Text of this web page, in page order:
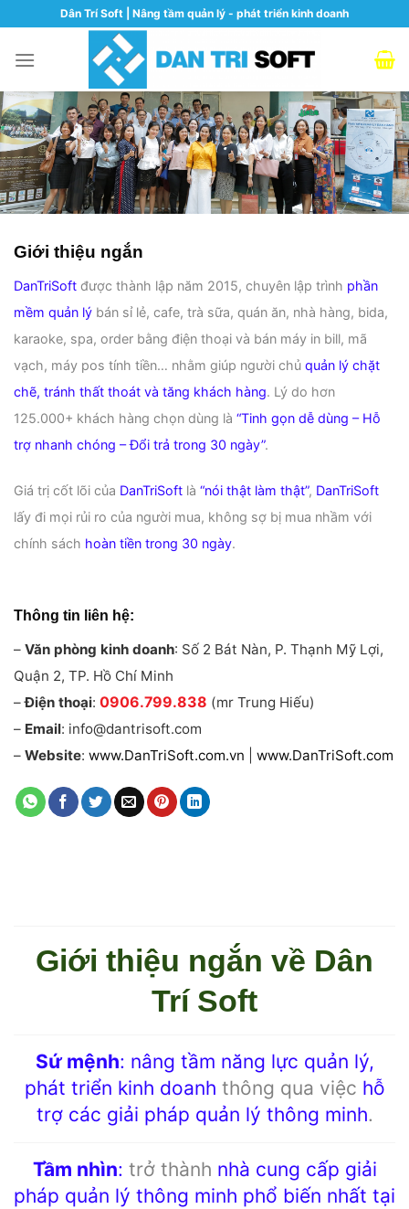
content
Dân Trí Soft | Nâng tầm quản lý - phát triển kinh doanh
Giới thiệu ngắn
DanTriSoft được thành lập năm 2015, chuyên lập trình phần
mềm quản lý bán sỉ lẻ, cafe, trà sữa, quán ăn, nhà hàng, bida,
karaoke, spa, order bằng điện thoại và bán máy in bill, mã
vạch, máy pos tính tiền… nhằm giúp người chủ quản lý chặt
chẽ, tránh thất thoát và tăng khách hàng. Lý do hơn
125.000+ khách hàng chọn dùng là “Tinh gọn dễ dùng – Hỗ
trợ nhanh chóng – Đổi trả trong 30 ngày”.
Giá trị cốt lõi của DanTriSoft là “nói thật làm thật”, DanTriSoft
lấy đi mọi rủi ro của người mua, không sợ bị mua nhầm với
chính sách hoàn tiền trong 30 ngày.
Thông tin liên hệ:
– Văn phòng kinh doanh: Số 2 Bát Nàn, P. Thạnh Mỹ Lợi,
Quận 2, TP. Hồ Chí Minh
–Điện thoại: 0906.799.838 (mr Trung Hiếu)
– Email: info@dantrisoft.com
– Website: www.DanTriSoft.com.vn www.DanTriSoft.com
Giới thiệu ngắn về Dân
Trí Soft
Sứ mệnh: nâng tầm năng lực quản lý,
phát triển kinh doanh thông qua việc hỗ
trợ các giải pháp quản lý thông minh.
Tầm nhìn: trở thành nhà cung cấp giải
pháp quản lý thông minh phổ biến nhất tại